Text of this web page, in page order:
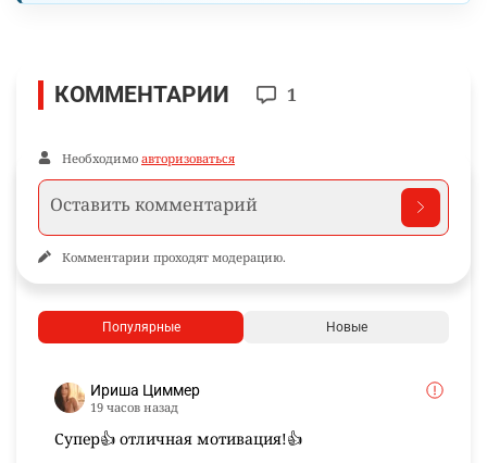
КОММЕНТАРИИ 1
Необходимо авторизоваться
Комментарии проходят модерацию.
Популярные Новые
Ириша Циммер
19 часов назад
Супер👍 отличная мотивация!👍